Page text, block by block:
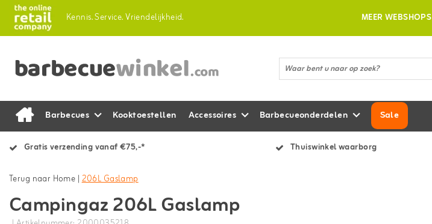
Kennis.Service.Vriendelijkheid. MEER WEBSHOPS
Barbecues Kooktoestellen Accessoires Barbecueonderdelen Sale
Gratis verzending vanaf €75,-* Thuiswinkel waarborg
Terug naar Home |206L Gaslamp
Campingaz 206L Gaslamp